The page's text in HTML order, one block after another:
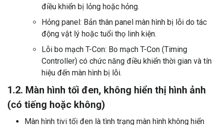
điều khiển bị lỏng hoặc hỏng.
Hỏng panel: Bản thân panel màn hình bị lỗi do tác
động vật lý hoặc tuổi thọ linh kiện.
Lỗi bo mạch T-Con: Bo mạch T-Con (Timing
Controller) có chức năng điều khiển thời gian và tín
hiệu đến màn hình bị lỗi.
1.2. Màn hình tối đen, không hiển thị hình ảnh
(có tiếng hoặc không)
Màn hình tivi tối đen là tình trạng màn hình không hiển